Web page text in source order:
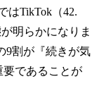
はTikTok（42.
明らかになりま
9割が『続きが気
要であることが